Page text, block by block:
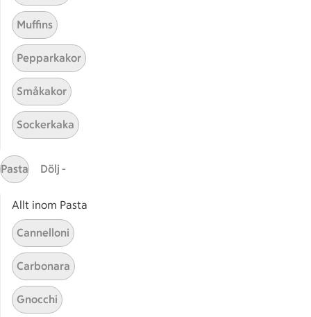
Här hittar du alla goda recept du har sparat och
Sidfot
Start
Muffins
Pepparkakor
Småkakor
Sockerkaka
Pasta Dölj -
Allt inom Pasta
Cannelloni
Carbonara
Gnocchi